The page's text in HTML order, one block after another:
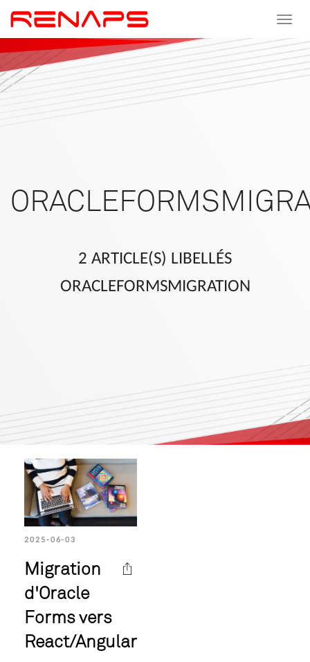
Toggle
2 ARTICLE(S) LIBELLÉS
ORACLEFORMSMIGRATION
2025-06-03
Migration
d'Oracle
Forms vers
React/Angular